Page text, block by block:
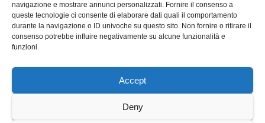
navigazione e mostrare annunci personalizzati. Fornire il consenso a
queste tecnologie ci consente di elaborare dati quali il comportamento
durante la navigazione o ID univoche su questo sito. Non fornire o ritirare il
consenso potrebbe influire negativamente su alcune funzionalità e
funzioni.
Accept
Deny
Proudly powered by WordPress|Tema: Newspaperex di
Scienzastudio specialistico bracciano